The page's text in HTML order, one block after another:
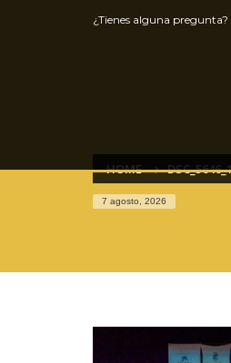
¿Tienes alguna
HOME
7 agosto, 2026